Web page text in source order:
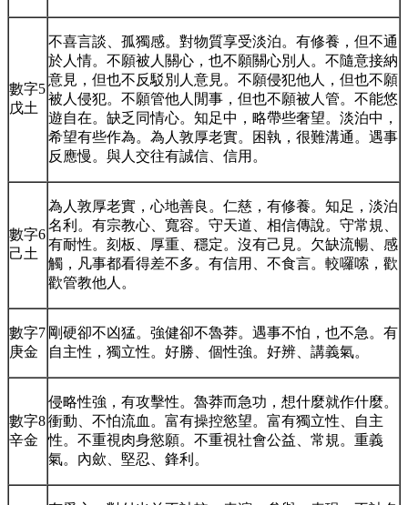
數字5
戊土
不喜言談、孤獨感。對物質享受淡泊。有修養，但不通
於人情。不願被人關心，也不願關心別人。不隨意接納
意見，但也不反駁別人意見。不願侵犯他人，但也不願
被人侵犯。不願管他人閒事，但也不願被人管。不能悠
遊自在。缺乏同情心。知足中，略帶些奢望。淡泊中，
希望有些作為。為人敦厚老實。困執，很難溝通。遇事
反應慢。與人交往有誠信、信用。
數字6
己土
為人敦厚老實，心地善良。仁慈，有修養。知足，淡泊
名利。有宗教心、寬容。守天道、相信傳說。守常規、
有耐性。刻板、厚重、穩定。沒有己見。欠缺流暢、感
觸，凡事都看得差不多。有信用、不食言。較囉嗦，歡
歡管教他人。
數字7
庚金
剛硬卻不凶猛。強健卻不魯莽。遇事不怕，也不急。有
自主性，獨立性。好勝、個性強。好辨、講義氣。
數字8
辛金
侵略性強，有攻擊性。魯莽而急功，想什麼就作什麼。
衝動、不怕流血。富有操控慾望。富有獨立性、自主
性。不重視肉身慾願。不重視社會公益、常規。重義
氣。內歛、堅忍、鋒利。